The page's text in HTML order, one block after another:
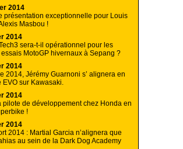
2014
présentation exceptionnelle pour Louis
Masbou !
2014
sera-t-il opérationnel pour les
MotoGP hivernaux à Sepang ?
2014
2014, Jérémy Guarnoni s’ alignera en
EVO sur Kawasaki.
2014
pilote de développement chez Honda en
!
2014
2014 : Martial Garcia n’alignera que
au sein de la Dark Dog Academy